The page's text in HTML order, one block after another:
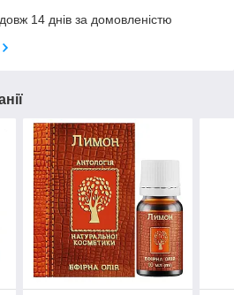
14 днів за домовленістю